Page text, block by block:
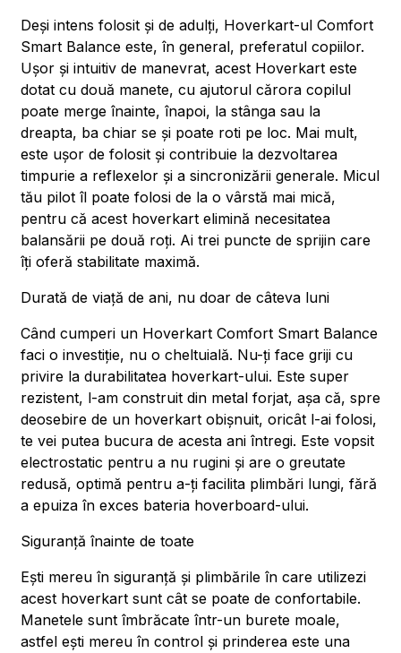
Deși intens folosit și de adulți, Hoverkart-ul Comfort
Smart Balance este, în general, preferatul copiilor.
Ușor și intuitiv de manevrat, acest Hoverkart este
dotat cu două manete, cu ajutorul cărora copilul
poate merge înainte, înapoi, la stânga sau la
dreapta, ba chiar se și poate roti pe loc. Mai mult,
este ușor de folosit și contribuie la dezvoltarea
timpurie a reflexelor și a sincronizării generale. Micul
tău pilot îl poate folosi de la o vârstă mai mică,
pentru că acest hoverkart elimină necesitatea
balansării pe două roți. Ai trei puncte de sprijin care
îți oferă stabilitate maximă.
Durată de viață de ani, nu doar de câteva luni
Când cumperi un Hoverkart Comfort Smart Balance
faci o investiție, nu o cheltuială. Nu-ți face griji cu
privire la durabilitatea hoverkart-ului. Este super
rezistent, l-am construit din metal forjat, așa că, spre
deosebire de un hoverkart obișnuit, oricât l-ai folosi,
te vei putea bucura de acesta ani întregi. Este vopsit
electrostatic pentru a nu rugini și are o greutate
redusă, optimă pentru a-ți facilita plimbări lungi, fără
a epuiza în exces bateria hoverboard-ului.
Siguranță înainte de toate
Ești mereu în siguranță și plimbările în care utilizezi
acest hoverkart sunt cât se poate de confortabile.
Manetele sunt îmbrăcate într-un burete moale,
astfel ești mereu în control și prinderea este una